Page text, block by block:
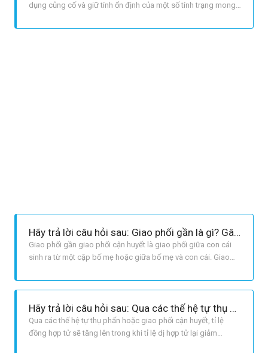
dụng củng cố và giữ tính ổn định của một số tính trạng mong
dòng , phát hiện gen xấu để loại bỏ khỏi quần thể.
Hãy trả lời câu hỏi sau: Giao phối gần là gì? Gây ra những hậu quả nào ở động vật?
Giao phối gần giao phối cận huyết là giao phối giữa con cái
sinh ra từ một cặp bố mẹ hoặc giữa bố mẹ và con cái. Giao
như: cá thể sinh trưởng, phát triển yếu, khả năng sinh sản
Hãy trả lời câu hỏi sau: Qua các thế hệ tự thụ phấn hoặc giao phối cận huyết , tỉ lệ đồng hợp và thể dị hợp biến đổi như thế nào? Tại sao tự thụ phấn ở cây giao phấn và giao phối gần ở động vật lại gây ra hiện tượng thoái hóa?
Qua các thế hệ tự thụ phấn hoặc giao phối cận huyết, tỉ lệ
đồng hợp tử sẽ tăng lên trong khi tỉ lệ dị hợp tử lại giảm